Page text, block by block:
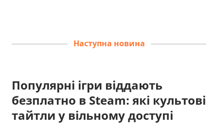
Наступна новина
Популярні ігри віддають
безплатно в Steam: які культові
тайтли у вільному доступі